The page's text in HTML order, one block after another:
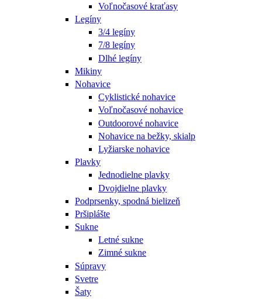
Voľnočasové kraťasy
Legíny
3/4 legíny
7/8 legíny
Dlhé legíny
Mikiny
Nohavice
Cyklistické nohavice
Voľnočasové nohavice
Outdoorové nohavice
Nohavice na bežky, skialp
Lyžiarske nohavice
Plavky
Jednodielne plavky
Dvojdielne plavky
Podprsenky, spodná bielizeň
Pršiplášte
Sukne
Letné sukne
Zimné sukne
Súpravy
Svetre
Šaty